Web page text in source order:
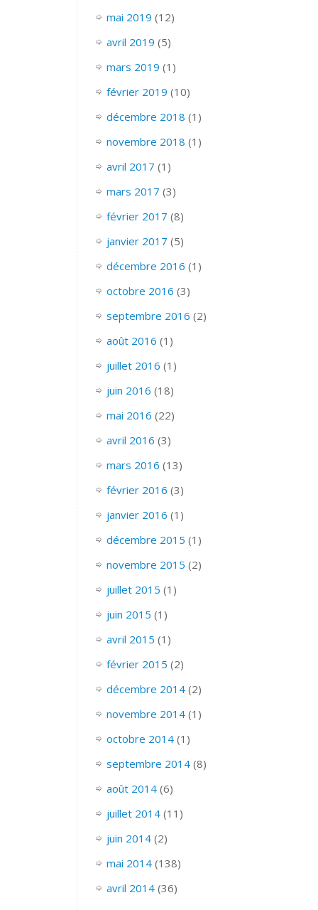
mai 2019 (12)
avril 2019 (5)
mars 2019 (1)
février 2019 (10)
décembre 2018 (1)
novembre 2018 (1)
avril 2017 (1)
mars 2017 (3)
février 2017 (8)
janvier 2017 (5)
décembre 2016 (1)
octobre 2016 (3)
septembre 2016 (2)
août 2016 (1)
juillet 2016 (1)
juin 2016 (18)
mai 2016 (22)
avril 2016 (3)
mars 2016 (13)
février 2016 (3)
janvier 2016 (1)
décembre 2015 (1)
novembre 2015 (2)
juillet 2015 (1)
juin 2015 (1)
avril 2015 (1)
février 2015 (2)
décembre 2014(2)
novembre 2014(1)
octobre 2014(1)
septembre 2014(8)
août 2014(6)
juillet 2014(11)
juin 2014(2)
mai 2014(138)
avril 2014(36)